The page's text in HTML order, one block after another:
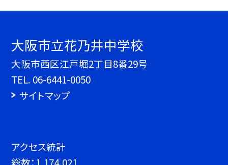
大阪市立花乃井中学校
大阪市西区江戸堀2丁目8番29号
TEL. 06-6441-0050
サイトマップ
アクセス統計
総数： 1,174,021